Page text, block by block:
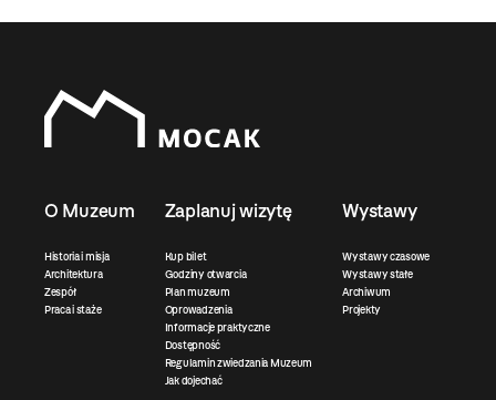
O Muzeum
Historia i misja
Architektura
Zespół
Praca i staże
Zaplanuj wizytę
Kup bilet
Godziny otwarcia
Plan muzeum
Oprowadzenia
Informacje praktyczne
Dostępność
Regulamin zwiedzania Muzeum
Jak dojechać
Wystawy
Wystawy czasowe
Wystawy stałe
Archiwum
Projekty